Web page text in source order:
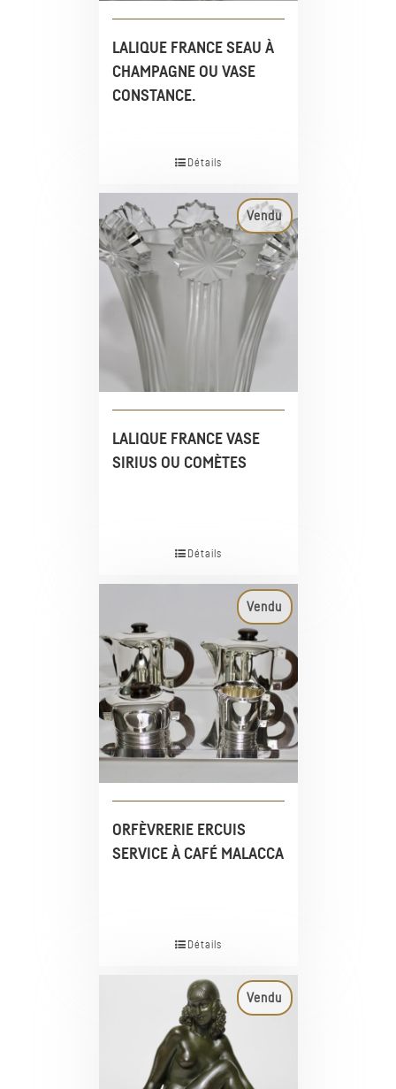
LALIQUE FRANCE SEAU À
CHAMPAGNE OU VASE
CONSTANCE.
Détails
Vendu
LALIQUE FRANCE VASE
SIRIUS OU COMÈTES
Détails
Vendu
ORFÈVRERIE ERCUIS
SERVICE À CAFÉ MALACCA
Détails
Vendu